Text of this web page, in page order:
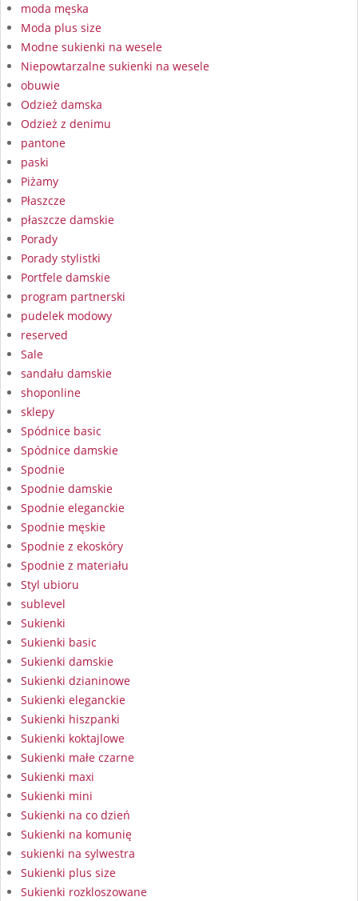
moda męska
Moda plus size
Modne sukienki na wesele
Niepowtarzalne sukienki na wesele
obuwie
Odzież damska
Odzież z denimu
pantone
paski
Piżamy
Płaszcze
płaszcze damskie
Porady
Porady stylistki
Portfele damskie
program partnerski
pudelek modowy
reserved
Sale
sandału damskie
shoponline
sklepy
Spódnice basic
Spódnice damskie
Spodnie
Spodnie damskie
Spodnie eleganckie
Spodnie męskie
Spodnie z ekoskóry
Spodnie z materiału
Styl ubioru
sublevel
Sukienki
Sukienki basic
Sukienki damskie
Sukienki dzianinowe
Sukienki eleganckie
Sukienki hiszpanki
Sukienki koktajlowe
Sukienki małe czarne
Sukienki maxi
Sukienki mini
Sukienki na co dzień
Sukienki na komunię
sukienki na sylwestra
Sukienki plus size
Sukienki rozkloszowane